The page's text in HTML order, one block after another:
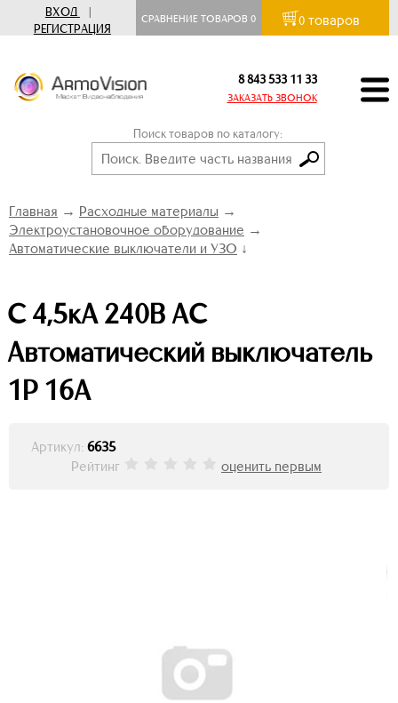
ВХОД
|
РЕГИСТРАЦИЯ
СРАВНЕНИЕ ТОВАРОВ0 0 товаров
8 843 533 11 33
ЗАКАЗАТЬ ЗВОНОК
Поиск товаров по каталогу:
Главная → Расходные материалы →
Электроустановочное оборудование →
Автоматические выключатели и УЗО ↓
С 4,5кА 240В АС
Автоматический выключатель
1Р 16А
Артикул: 6635
Рейтинг
оценить первым